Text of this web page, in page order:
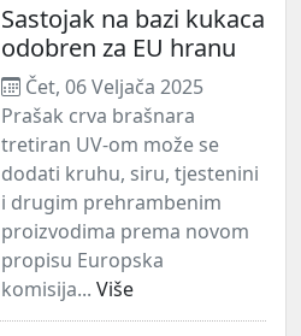
Sastojak na bazi kukaca
odobren za EU hranu
Čet, 06 Veljača 2025
Prašak crva brašnara
tretiran UV-om može se
dodati kruhu, siru, tjestenini
i drugim prehrambenim
proizvodima prema novom
propisu Europska
komisija... Više